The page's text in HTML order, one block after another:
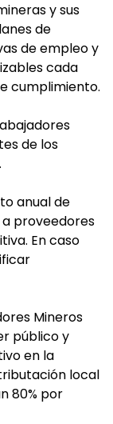
y sus
de
de empleo y
cada
cumplimiento.
de los
anual de
proveedores
En caso
Mineros
público y
en la
local
80% por